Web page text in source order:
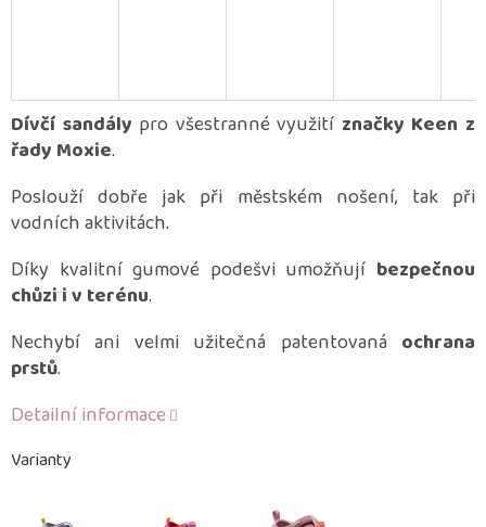
Varianty
Dívčí sandály pro všestranné využití značky Keen z
řady Moxie.
Poslouží dobře jak při městském nošení, tak při
vodních aktivitách.
Díky kvalitní gumové podešvi umožňují bezpečnou
chůzi i v terénu.
Nechybí ani velmi užitečná patentovaná ochrana
prstů.
Detailní informace